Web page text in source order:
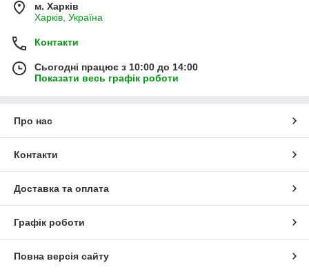
м. Харків
Харків, Україна
Контакти
Сьогодні працює з 10:00 до 14:00
Показати весь графік роботи
Про нас
Контакти
Доставка та оплата
Графік роботи
Повна версія сайту